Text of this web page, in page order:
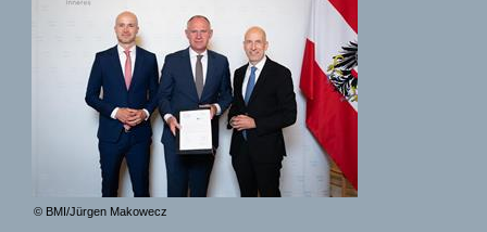
© BMI/Jürgen Makowecz